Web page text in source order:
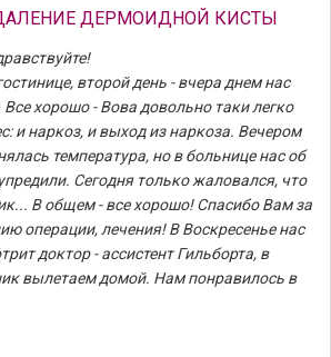
ДЕРМОИДНОЙ КИСТЫ
второй день - вчера днем нас
хорошо - Вова довольно таки легко
и наркоз, и выход из наркоза. Вечером
температура, но в больнице нас об
Сегодня только жаловался, что
В общем - все хорошо! Спасибо Вам за
операции, лечения! В Воскресенье нас
доктор - ассистент Гильборта, в
вылетаем домой. Нам понравилось в